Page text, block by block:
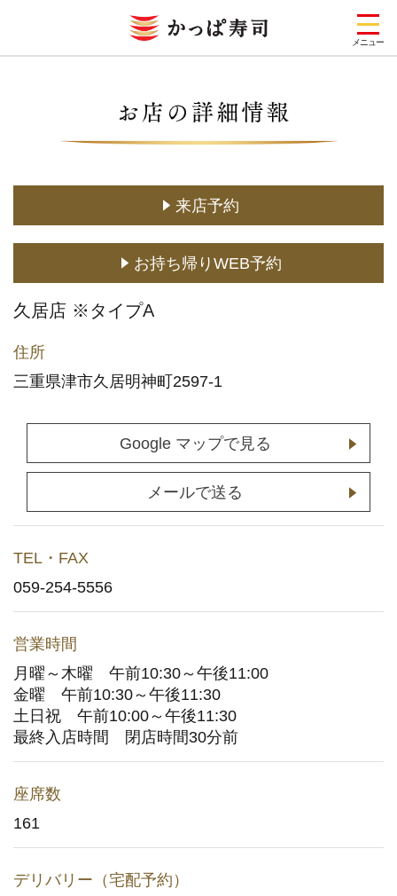
メニュー
定番メニュー (お持ち帰り含む)
どこでもかっぱ寿司
予約・注文
ホットペッパーグルメサイトへ
(ポイント利用はこちら)
お持ち帰りWeb予約
宅配デリバリー
お問い合わせ
ご意見・お問い合わせフォーム
メディア取材に関するお問い合わせ
(YouTuberの方もこちら)
来店予約
お持ち帰りWEB予約
久居店 ※タイプA
住所
三重県津市久居明神町2597-1
Google マップで見る
メールで送る
TEL・FAX
059-254-5556
営業時間
月曜～木曜 午前10:30～午後11:00
金曜 午前10:30～午後11:30
土日祝 午前10:00～午後11:30
最終入店時間 閉店時間30分前
座席数
161
デリバリー（宅配予約）